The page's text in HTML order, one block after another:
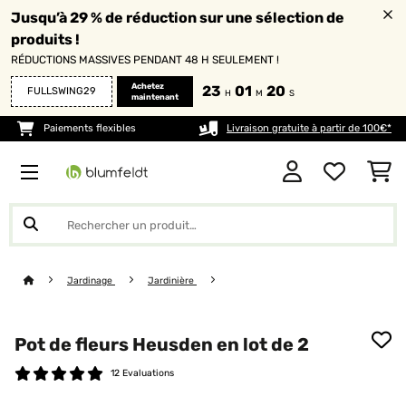
Jusqu’à 29 % de réduction sur une sélection de
produits !
RÉDUCTIONS MASSIVES PENDANT 48 H SEULEMENT !
FULLSWING29
Achetez
maintenant
23 H 01 M 19 S
Paiements flexibles Livraison gratuite à partir de 100€*
Jardinage Jardinière
Pot de fleurs Heusden en lot de 2
12 Evaluations